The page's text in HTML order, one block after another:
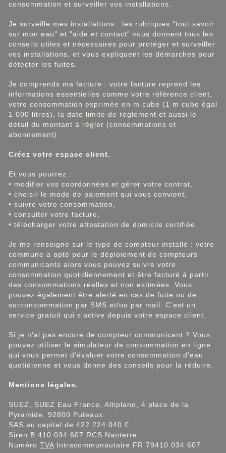
consommation et surveiller vos installations.
Je surveille mes installations : les rubriques "tout savoir
sur mon eau" et "aide et contact" vous donnent tous les
conseils utiles et nécessaires pour protéger et surveiller
vos installations, et vous expliquent les démarches pour
détecter les fuites.
Je comprends ma facture : votre facture reprend les
informations essentielles comme votre référence client,
votre consommation exprimée en m cube (1 m cube égal
1 000 litres), la date limite de règlement et aussi le
détail du montant à régler (consommations et
abonnement).
Créez votre espace client.
Et vous pourrez :
• modifier vos coordonnées et gérer votre contrat,
• choisir le mode de paiement qui vous convient,
• suivre votre consommation,
• consulter votre facture,
• télécharger votre attestation de domicile certifiée.
Je me renseigne sur le type de compteur installé : votre
commune a opté pour le déploiement de compteurs
communicants alors vous pouvez suivre votre
consommation quotidiennement et être facturé à partir
des consommations réelles et non estimées. Vous
pouvez également être alerté en cas de fuite ou de
surconsommation par SMS et/ou par mail. C'est un
service gratuit qui s'active depuis votre espace client.
Si je n'ai pas encore de compteur communicant ? Vous
pouvez utiliser le simulateur de consommation en ligne
qui vous permet d'évaluer votre consommation d'eau
quotidienne et vous donne des conseils pour la réduire.
Mentions légales.
SUEZ, SUEZ Eau France, Altiplano, 4 place de la
Pyramide, 92800 Puteaux.
SAS au capital de 422 224 040 €.
Siren B 410 034 607 RCS Nanterre.
Numéro TVA Intracommunautaire FR 79410 034 607.